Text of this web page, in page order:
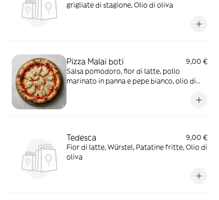
grigliate di stagione, Olio di oliva
Pizza Malai boti
9,00 €
Salsa pomodoro, fior di latte, pollo
marinato in panna e pepe bianco, olio di
Tedesca
9,00 €
Fior di latte, Würstel, Patatine fritte, Olio di
oliva